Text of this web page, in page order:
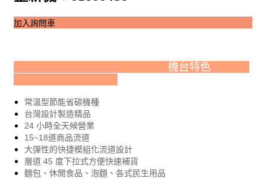
加入詢問車
機台特色
常溫型節能省碳機種
台灣設計製造精品
24 小時全天候營業
15~18道商品流道
大彈性的快捷模組化流道設計
層道 45 度下拉式方便快速補貨
麵包、休閒食品、泡麵、各式民生用品